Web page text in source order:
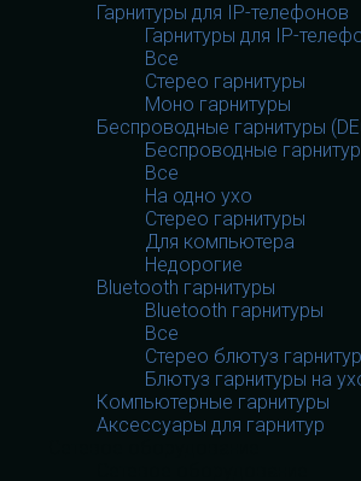
Гарнитуры для IP-телефонов
Гарнитуры для IP-
Все
Стерео гарнитуры
Моно гарнитуры
Беспроводные гарнитуры
Беспроводные
Все
На одно ухо
Стерео гарнитуры
Для компьютера
Недорогие
Bluetooth гарнитуры
Bluetooth гарнитуры
Все
Стерео блютуз
Блютуз гарнитуры на
Компьютерные гарнитуры
Аксессуары для гарнитур